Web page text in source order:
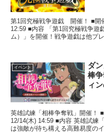
第1回究極戦争遊戯 開催！ ■開催期間 12/14(木) 11:00 〜 12/21(木)
12:59 ■内容 「第1回究極戦争遊戯（アルティメットウォーゲー
ム）」を開催！戦争遊戯は他プ
イベント
ダ
棒
ィ
英雄試練「相棒争奪戦」開催！ ■開催期間 11/30(木) 11:00 〜
12/14(木) 14:59 ■内容 英雄試練「相棒争奪戦」が開催！英雄試練と
は強敵が待ち構える高難易度の